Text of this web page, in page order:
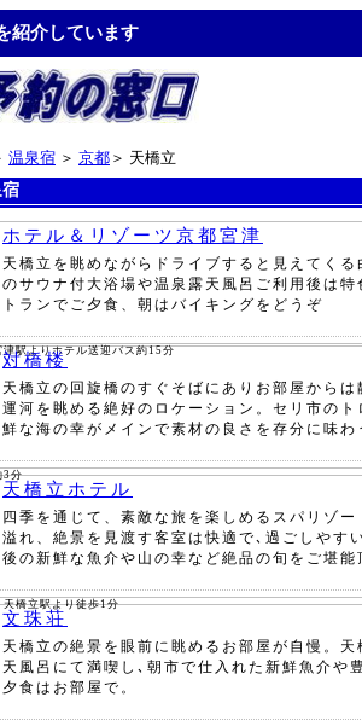
紹介しています
温泉宿 ＞ 京都 ＞ 天橋立
ホテル＆リゾーツ京都宮津
天橋立を眺めながらドライブすると見えてく
のサウナ付大浴場や温泉露天風呂ご利用後は
トランでご夕食、朝はバイキングをどうぞ
駅よりホテル送迎バス約15分
対橋楼
天橋立の回旋橋のすぐそばにありお部屋から
運河を眺める絶好のロケーション。セリ市の
鮮な海の幸がメインで素材の良さを存分に味わ
3分
天橋立ホテル
四季を通じて、素敵な旅を楽しめるスパリゾ
溢れ、絶景を見渡す客室は快適で､過ごしや
後の新鮮な魚介や山の幸など絶品の旬をご堪能
橋立駅より徒歩1分
文珠荘
天橋立の絶景を眼前に眺めるお部屋が自慢。
天風呂にて満喫し､朝市で仕入れた新鮮魚介や
夕食はお部屋で。